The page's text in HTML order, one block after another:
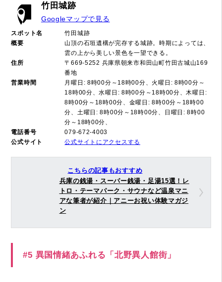
竹田城跡
Googleマップで見る
スポット名
竹田城跡
概要
山頂の石垣遺構が完存する城跡。時期によっては、
雲の上から美しい景色を一望できる。
住所
〒669-5252 兵庫県朝来市和田山町竹田古城山169
番地
営業時間
月曜日: 8時00分～18時00分、火曜日: 8時00分～
18時00分、水曜日: 8時00分～18時00分、木曜日:
8時00分～18時00分、金曜日: 8時00分～18時00
分、土曜日: 8時00分～18時00分、日曜日: 8時00
分～18時00分、
電話番号
079-672-4003
公式サイト
公式サイトにアクセスする
こちらの記事もおすすめ
兵庫の銭湯・スーパー銭湯・足湯15選！レ
トロ・テーマパーク・サウナなど温泉マニ
アな筆者が紹介｜アニーお祝い体験マガジ
ン
#5 異国情緒あふれる「北野異人館街」